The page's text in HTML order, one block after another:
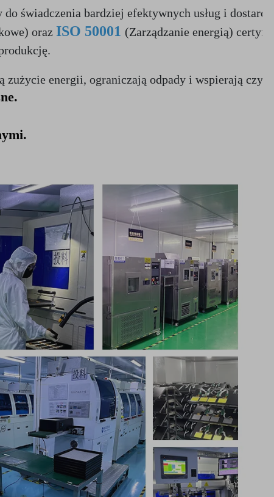
świadczenia bardziej efektywnych usług i
oraz ISO 50001 (Zarządzanie energią)
energii, ograniczają odpady i wspierają